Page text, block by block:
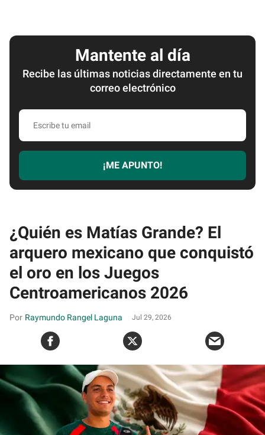
Mantente al día
Recibe las últimas noticias directamente en tu
correo electrónico
Escribe
email
¡ME APUNTO!
¿Quién es Matías Grande? El
arquero mexicano que conquistó
el oro en los Juegos
Centroamericanos 2026
Raymundo Rangel Laguna Jul 29, 2026